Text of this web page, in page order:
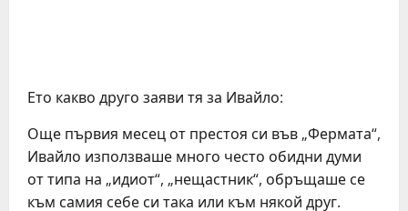
Ето какво друго заяви тя за Ивайло:
Още първия месец от престоя си във „Фермата“,
Ивайло използваше много често обидни думи
от типа на „идиот“, „нещастник“, обръщаше се
към самия себе си така или към някой друг.